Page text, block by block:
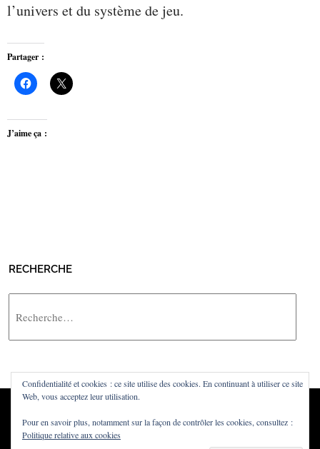
l’univers et du système de jeu.
Partager :
J’aime ça :
RECHERCHE
Powered byWordPress
Confidentialité et cookies : ce site utilise des cookies. En continuant à utiliser ce site
Web, vous acceptez leur utilisation.
Pour en savoir plus, notamment sur la façon de contrôler les cookies, consultez :
Politique relative aux cookies